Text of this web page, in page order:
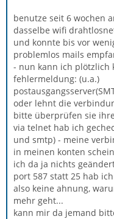
benutze seit 6 wochen
dasselbe wifi
und konnte bis vor
problemlos mails
- nun kann ich plötzlich
fehlermeldung: (u.a.)
oder lehnt die
bitte überprüfen sie
via telnet hab ich
und smtp) - meine
in meinen konten
ich da ja nichts
port 587 statt 25 hab
also keine ahnung,
mehr geht...
kann mir da jemand